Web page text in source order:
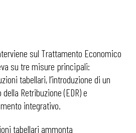
sul Trattamento Economico
su tre misure principali:
tabellari, l’introduzione di un
Retribuzione (EDR) e
integrativo.
tabellari ammonta